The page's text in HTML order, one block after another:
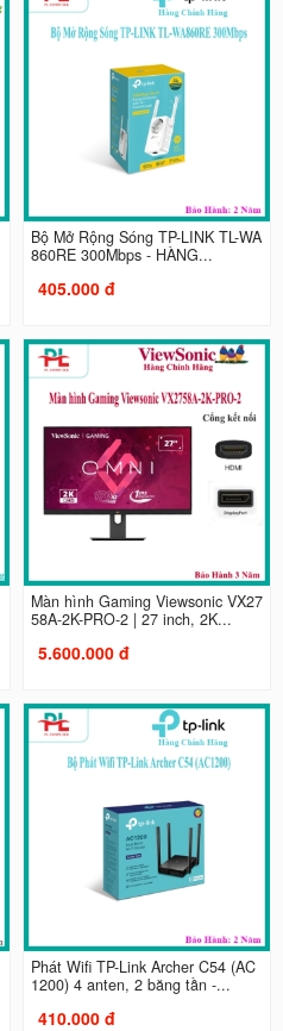
Bộ Mở Rộng Sóng TP-LINK TL-WA
860RE 300Mbps - HÀNG...
405.000 đ
Màn hình Gaming Viewsonic VX27
58A-2K-PRO-2 | 27 inch, 2K...
5.600.000 đ
Phát Wifi TP-Link Archer C54 (AC
1200) 4 anten, 2 băng tần -...
410.000 đ